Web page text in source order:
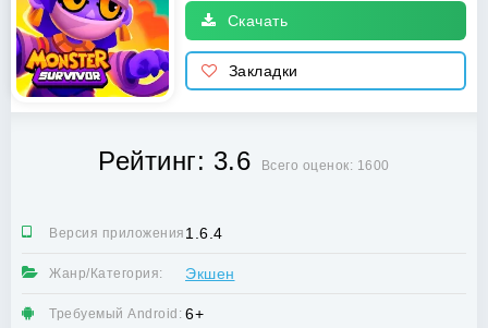
Скачать
Закладки
Рейтинг: 3.6 Всего оценок: 1600
Версия приложения:1.6.4
Жанр/Категория: Экшен
Требуемый Android: 6+